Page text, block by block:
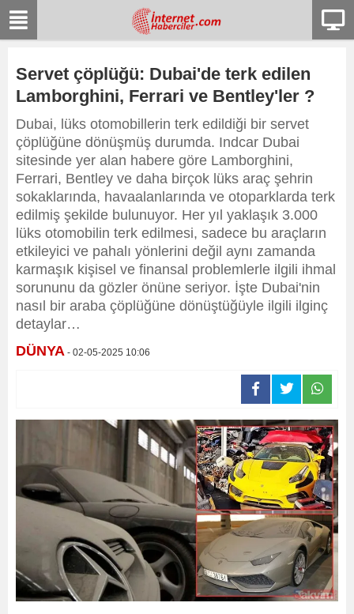
Servet çöplüğü: Dubai'de terk edilen
Lamborghini, Ferrari ve Bentley'ler ?
Dubai, lüks otomobillerin terk edildiği bir servet
çöplüğüne dönüşmüş durumda. Indcar Dubai
sitesinde yer alan habere göre Lamborghini,
Ferrari, Bentley ve daha birçok lüks araç şehrin
sokaklarında, havaalanlarında ve otoparklarda terk
edilmiş şekilde bulunuyor. Her yıl yaklaşık 3.000
lüks otomobilin terk edilmesi, sadece bu araçların
etkileyici ve pahalı yönlerini değil aynı zamanda
karmaşık kişisel ve finansal problemlerle ilgili ihmal
sorununu da gözler önüne seriyor. İşte Dubai'nin
nasıl bir araba çöplüğüne dönüştüğüyle ilgili ilginç
detaylar…
DÜNYA - 02-05-2025 10:06